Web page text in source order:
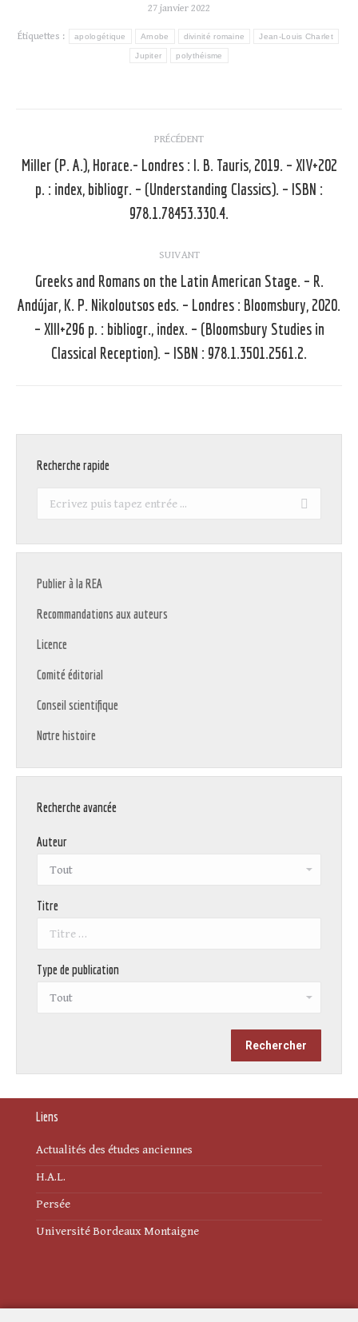
27 janvier 2022
Étiquettes : apologétique Arnobe divinité romaine Jean-Louis Charlet
Jupiter polythéisme
article
PRÉCÉDENT
Article
précédent
Miller (P. A.), Horace.- Londres : I. B. Tauris, 2019. – XIV+202
p. : index, bibliogr. – (Understanding Classics). – ISBN :
978.1.78453.330.4.
SUIVANT
Article
suivant
:
Greeks and Romans on the Latin American Stage. – R.
Andújar, K. P. Nikoloutsos eds. – Londres : Bloomsbury, 2020.
– XIII+296 p. : bibliogr., index. – (Bloomsbury Studies in
Classical Reception). – ISBN : 978.1.3501.2561.2.
Recherche rapide
Recherche
Publier à la REA
Recommandations aux auteurs
Licence
Comité éditorial
Conseil scientifique
Notre histoire
Recherche avancée
Auteur
Titre
Type de publication
Liens
Actualités des études anciennes
H.A.L.
Persée
Université Bordeaux Montaigne